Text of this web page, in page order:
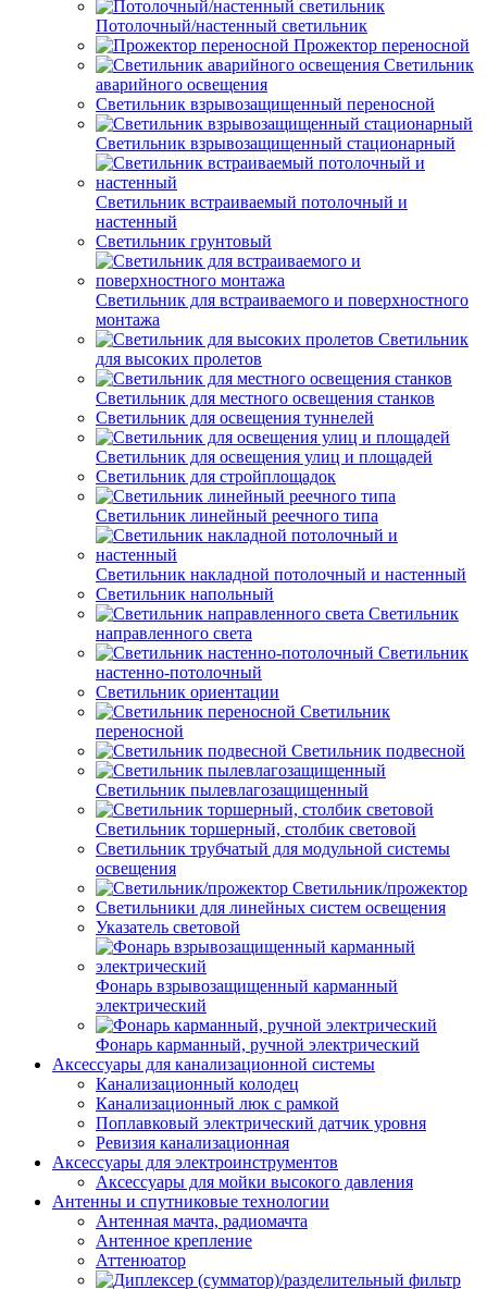
Потолочный/настенный светильник
Прожектор переносной
Светильник
аварийного освещения
Светильник взрывозащищенный переносной
Светильник взрывозащищенный стационарный
Светильник встраиваемый потолочный и
настенный
Светильник грунтовый
Светильник для встраиваемого и поверхностного
монтажа
Светильник
для высоких пролетов
Светильник для местного освещения станков
Светильник для освещения туннелей
Светильник для освещения улиц и площадей
Светильник для стройплощадок
Светильник линейный реечного типа
Светильник накладной потолочный и настенный
Светильник напольный
Светильник
направленного света
Светильник
настенно-потолочный
Светильник ориентации
Светильник
переносной
Светильник подвесной
Светильник пылевлагозащищенный
Светильник торшерный, столбик световой
Светильник трубчатый для модульной системы
освещения
Светильник/прожектор
Светильники для линейных систем освещения
Указатель световой
Фонарь взрывозащищенный карманный
электрический
Фонарь карманный, ручной электрический
Аксессуары для канализационной системы
Канализационный колодец
Канализационный люк с рамкой
Поплавковый электрический датчик уровня
Ревизия канализационная
Аксессуары для электроинструментов
Аксессуары для мойки высокого давления
Антенны и спутниковые технологии
Антенная мачта, радиомачта
Антенное крепление
Аттенюатор